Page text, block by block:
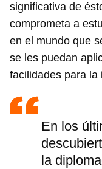
significativa de
comprometa a
en el mundo que
se les puedan
facilidades para la
En los
la